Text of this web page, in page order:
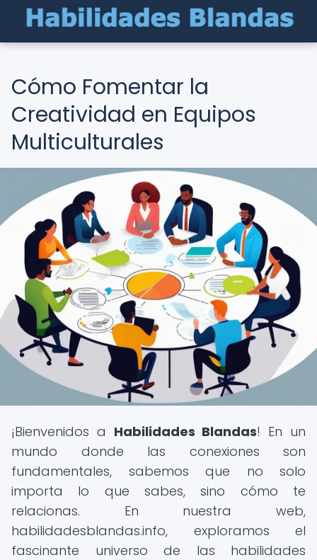
Cómo Fomentar la
Creatividad en Equipos
Multiculturales
¡Bienvenidos a Habilidades Blandas! En un
mundo donde las conexiones son
fundamentales, sabemos que no solo
importa lo que sabes, sino cómo te
relacionas. En nuestra web,
habilidadesblandas.info, exploramos el
fascinante universo de las habilidades